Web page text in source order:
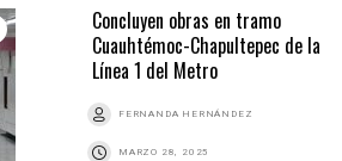
Concluyen obras en tramo
Cuauhtémoc-Chapultepec de la
Línea 1 del Metro
FERNANDA HERNÁNDEZ
MARZO 28, 2025